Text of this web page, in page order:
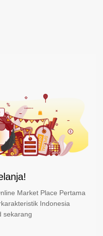
Market Place Pertama
Indonesia
sekarang